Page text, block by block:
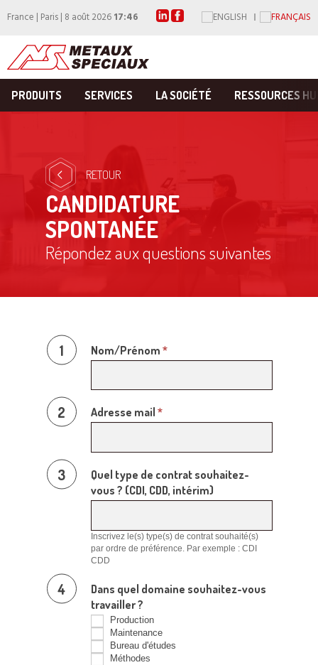
France | Paris | 8 août 202617:46
PRODUITS SERVICES LA SOCIÉTÉ RESSOURCES
RETOUR
CANDIDATURE
SPONTANÉE
Répondez aux questions suivantes
Nom/Prénom *
Adresse mail *
Quel type de contrat souhaitez-
vous ? (CDI, CDD, intérim)
Inscrivez le(s) type(s) de contrat souhaité(s)
par ordre de préférence. Par exemple : CDI
CDD
Dans quel domaine souhaitez-vous
travailler ?
Production
Maintenance
Bureau d'études
Méthodes